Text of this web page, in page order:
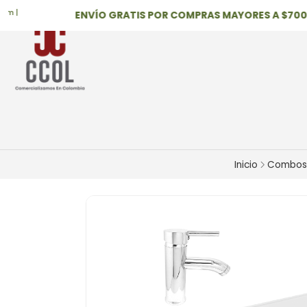
ENVÍO GRATIS POR COMPRAS MAYORES A $700,000
Inicio Combos